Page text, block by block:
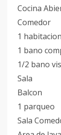
Cocina
Comedor
1
1 bano
1/2 bano
Sala
Balcon
1 parqueo
Sala